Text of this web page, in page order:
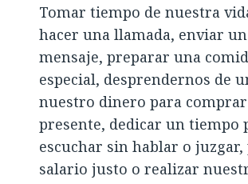
Tomar tiempo de nuestra
hacer una llamada, enviar
mensaje, preparar una
especial, desprendernos de
nuestro dinero para
presente, dedicar un tiempo
escuchar sin hablar o
salario justo o realizar